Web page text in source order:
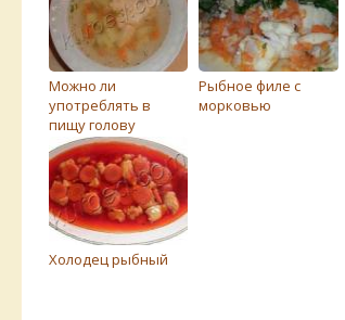
Можно ли
употреблять в
пищу голову
форели
Рыбное филе с
морковью
Холодец рыбный